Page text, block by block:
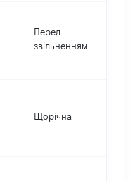
Перед
звільненням
Щорічна